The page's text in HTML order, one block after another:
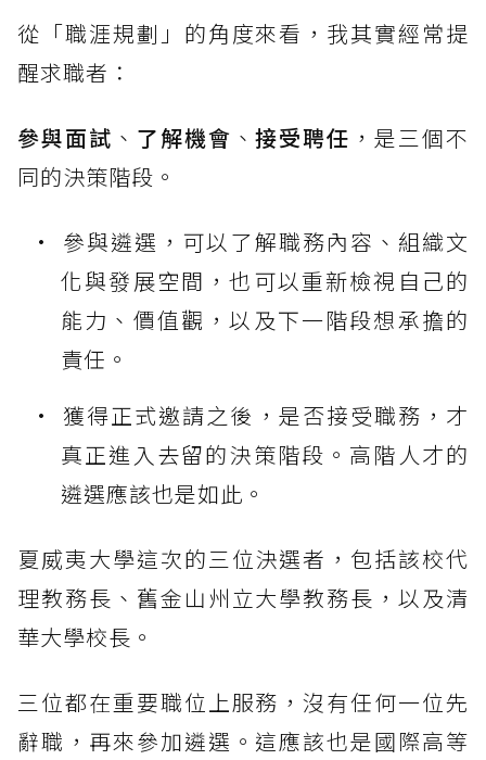
從「職涯規劃」的角度來看，我其實經常提
醒求職者：
參與面試 、 了解機會 、接受聘任 ，是三個不
同的決策階段。
參與遴選，可以了解職務內容、組織文
化與發展空間，也可以重新檢視自己的
能力、價值觀，以及下一階段想承擔的
責任。
獲得正式邀請之後，是否接受職務，才
真正進入去留的決策階段。高階人才的
遴選應該也是如此。
夏威夷大學這次的三位決選者，包括該校代
理教務長、舊金山州立大學教務長，以及清
華大學校長。
三位都在重要職位上服務，沒有任何一位先
辭職，再來參加遴選。這應該也是國際高等